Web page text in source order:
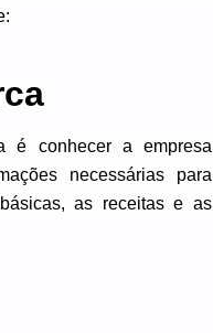
é conhecer a empresa
necessárias para
as receitas e as